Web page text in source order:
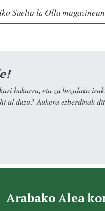
Suelta la Olla
bakarra, eta zu bezalako
al duzu? Aukera ezberdinak
Arabako Alea